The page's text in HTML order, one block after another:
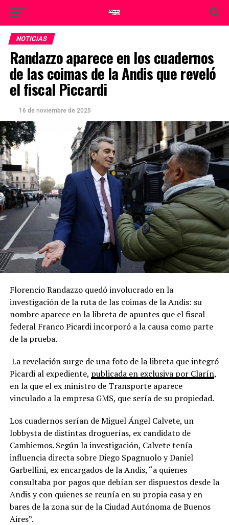
NOTICIAS
Randazzo aparece en los cuadernos
de las coimas de la Andis que reveló
el fiscal Piccardi
16 de noviembre de 2025
Florencio Randazzo quedó involucrado en la
investigación de la ruta de las coimas de la Andis: su
nombre aparece en la libreta de apuntes que el fiscal
federal Franco Picardi incorporó a la causa como parte
de la prueba.
La revelación surge de una foto de la libreta que integró
Picardi al expediente, publicada en exclusiva por Clarín,
en la que el ex ministro de Transporte aparece
vinculado a la empresa GMS, que sería de su propiedad.
Los cuadernos serían de Miguel Ángel Calvete, un
lobbysta de distintas droguerías, ex candidato de
Cambiemos. Según la investigación, Calvete tenía
influencia directa sobre Diego Spagnuolo y Daniel
Garbellini, ex encargados de la Andis, “a quienes
consultaba por pagos que debían ser dispuestos desde la
Andis y con quienes se reunía en su propia casa y en
bares de la zona sur de la Ciudad Autónoma de Buenos
Aires”.